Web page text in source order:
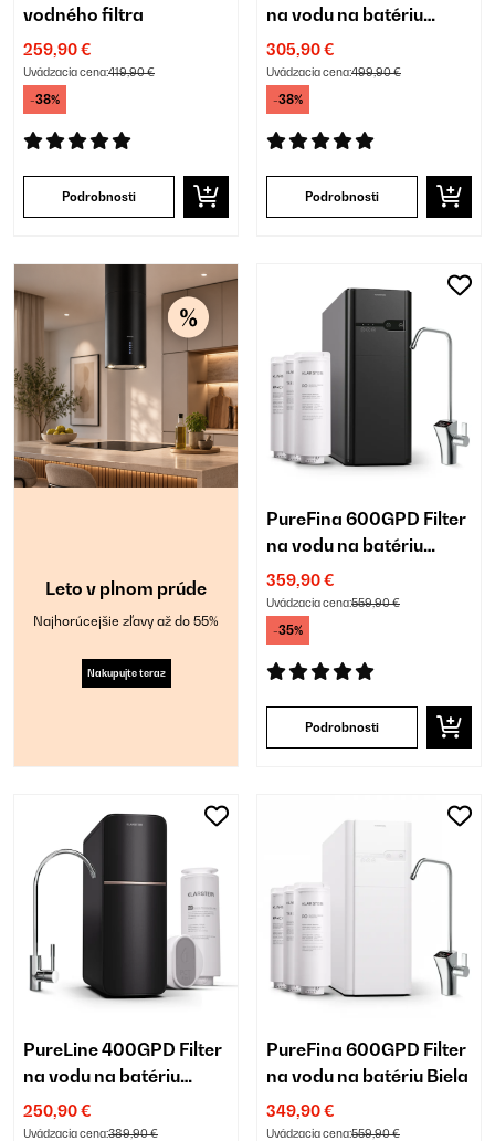
vodného filtra
259,90 €
Uvádzacia cena:419,90 €
-38%
Podrobnosti
na vodu na batériu
Čierna
305,90 €
Uvádzacia cena:499,90 €
-38%
Podrobnosti
Leto v plnom prúde
Najhorúcejšie zľavy až do 55%
Nakupujte teraz
PureFina 600GPD Filter
na vodu na batériu
Čierna
359,90 €
Uvádzacia cena:559,90 €
-35%
Podrobnosti
PureLine 400GPD Filter
na vodu na batériu
Čierna
250,90 €
Uvádzacia cena:389,90 €
PureFina 600GPD Filter
na vodu na batériu Biela
349,90 €
Uvádzacia cena:559,90 €